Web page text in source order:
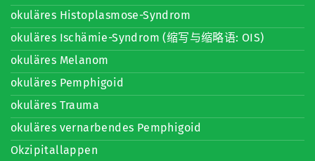
okuläres Histoplasmose-Syndrom
okuläres Ischämie-Syndrom (缩写与缩略语: OIS)
okuläres Melanom
okuläres Pemphigoid
okuläres Trauma
okuläres vernarbendes Pemphigoid
Okzipitallappen